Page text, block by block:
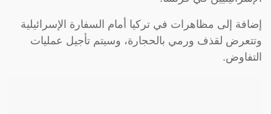
إضافة إلى مظاهرات في تركيا أمام السفارة الإسرائيلية
وتتعرض لقذف ورمي بالحجارة، وسيتم تأجيل عمليات
التفاوض.